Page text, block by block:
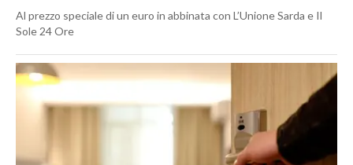
Al prezzo speciale di un euro in abbinata con L’Unione Sarda e Il
Sole 24 Ore